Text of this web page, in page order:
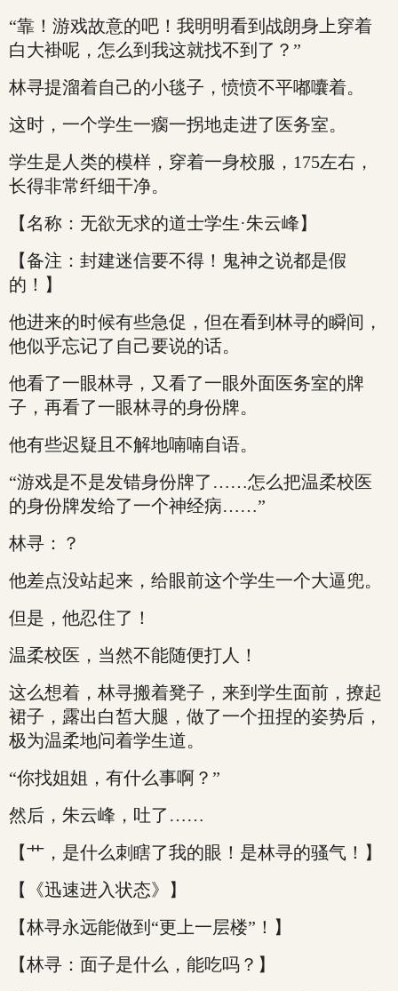
“靠！游戏故意的吧！我明明看到战朗身上穿着
白大褂呢，怎么到我这就找不到了？”
林寻提溜着自己的小毯子，愤愤不平嘟囔着。
这时，一个学生一瘸一拐地走进了医务室。
学生是人类的模样，穿着一身校服，175左右，
长得非常纤细干净。
【名称：无欲无求的道士学生·朱云峰】
【备注：封建迷信要不得！鬼神之说都是假
的！】
他进来的时候有些急促，但在看到林寻的瞬间，
他似乎忘记了自己要说的话。
他看了一眼林寻，又看了一眼外面医务室的牌
子，再看了一眼林寻的身份牌。
他有些迟疑且不解地喃喃自语。
“游戏是不是发错身份牌了……怎么把温柔校医
的身份牌发给了一个神经病……”
林寻：？
他差点没站起来，给眼前这个学生一个大逼兜。
但是，他忍住了！
温柔校医，当然不能随便打人！
这么想着，林寻搬着凳子，来到学生面前，撩起
裙子，露出白皙大腿，做了一个扭捏的姿势后，
极为温柔地问着学生道。
“你找姐姐，有什么事啊？”
然后，朱云峰，吐了……
【艹，是什么刺瞎了我的眼！是林寻的骚气！】
【《迅速进入状态》】
【林寻永远能做到“更上一层楼”！】
【林寻：面子是什么，能吃吗？】